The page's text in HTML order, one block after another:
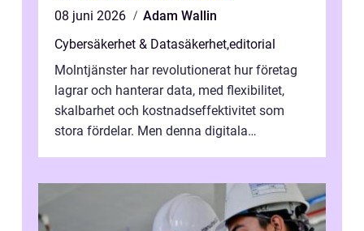
08 juni 2026
Adam Wallin
Cybersäkerhet & Datasäkerhet,editorial
Molntjänster har revolutionerat hur företag
lagrar och hanterar data, med flexibilitet,
skalbarhet och kostnadseffektivitet som
stora fördelar. Men denna digitala